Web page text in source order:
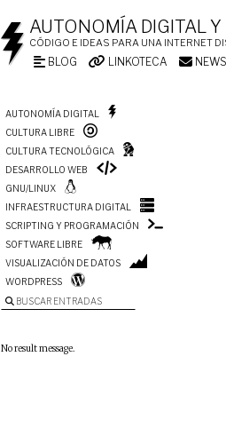
AUTONOMÍA DIGITAL
CÓDIGO E IDEAS PARA UNA INTERNET
BLOG LINKOTECA
AUTONOMÍA DIGITAL
CULTURA LIBRE
CULTURA TECNOLÓGICA
DESARROLLO WEB
GNU/LINUX
INFRAESTRUCTURA DIGITAL
SCRIPTING Y PROGRAMACIÓN
SOFTWARE LIBRE
VISUALIZACIÓN DE DATOS
WORDPRESS
BUSCAR ENTRADAS
No result message.